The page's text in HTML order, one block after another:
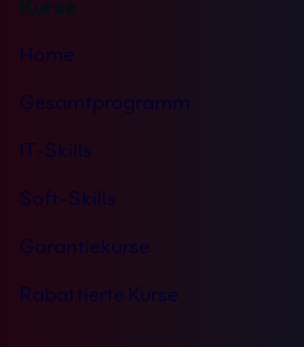
i
*
Kurse
Home
Gesamtprogramm
IT-Skills
Soft-Skills
Garantiekurse
Rabattierte Kurse